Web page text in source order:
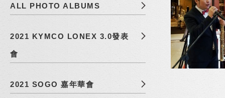
ALL PHOTO ALBUMS
2021 KYMCO LONEX 3.0發表
會
2021 SOGO 嘉年華會